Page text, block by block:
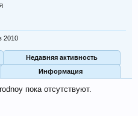
2010
Недавняя активность
Информация
пока отсутствуют.